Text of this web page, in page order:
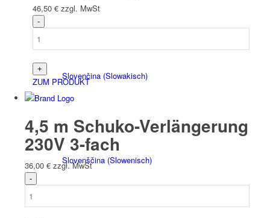
Slovenčina(Slowakisch)
Slovenščina(Slowenisch)
46,50 € zzgl. MwSt
ZUM PRODUKT
4,5 m Schuko-Verlängerung
230V 3-fach
36,00 € zzgl. MwSt